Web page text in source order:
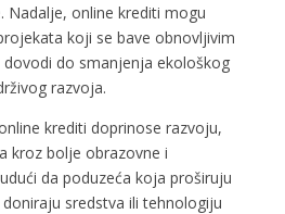
Nadalje, online krediti mogu
koji se bave obnovljivim
do smanjenja ekološkog
razvoja.
krediti doprinose razvoju,
kroz bolje obrazovne i
da poduzeća koja proširuju
sredstva ili tehnologiju